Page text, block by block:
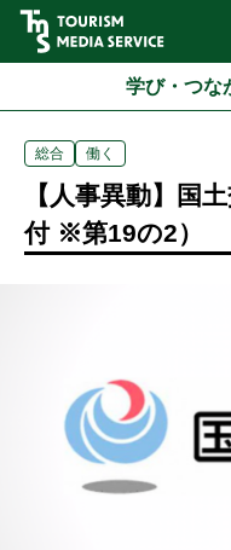
学び・つな
総合 働く
【人事異動】国
付 ※第19の2）